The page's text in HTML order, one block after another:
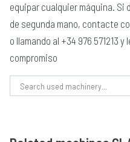
equipar cualquier máquina. Si
de segunda mano, contacte
o llamando al +34 976 571213
compromiso
Search for: